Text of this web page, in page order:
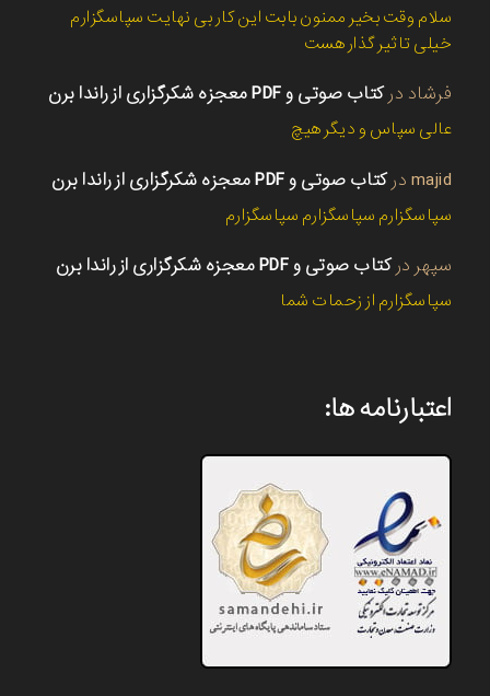
سلام وقت بخیر ممنون بابت این کار بی نهایت سپاسگزارم
خیلی تاثیر گذار هست
فرشاد درکتاب صوتی و PDF معجزه شکرگزاری از راندا برن
عالی سپاس و دیگر هیچ
majid درکتاب صوتی و PDF معجزه شکرگزاری از راندا برن
سپاسگزارم سپاسگزارم سپاسگزارم
سپهر درکتاب صوتی و PDF معجزه شکرگزاری از راندا برن
سپاسگزارم از زحمات شما
اعتبارنامه ها: